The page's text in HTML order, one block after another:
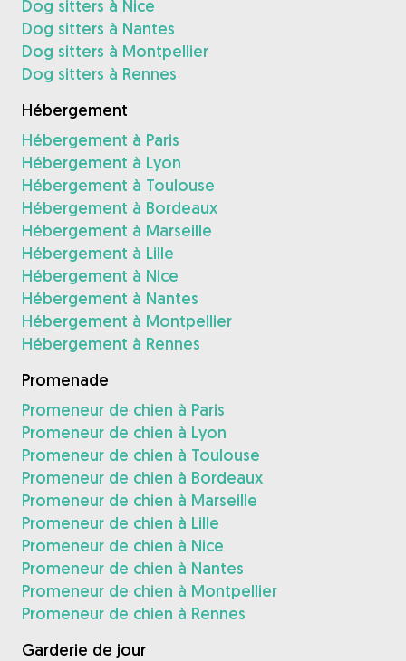
Dog sitters à Nice
Dog sitters à Nantes
Dog sitters à Montpellier
Dog sitters à Rennes
Hébergement
Hébergement à Paris
Hébergement à Lyon
Hébergement à Toulouse
Hébergement à Bordeaux
Hébergement à Marseille
Hébergement à Lille
Hébergement à Nice
Hébergement à Nantes
Hébergement à Montpellier
Hébergement à Rennes
Promenade
Promeneur de chien à Paris
Promeneur de chien à Lyon
Promeneur de chien à Toulouse
Promeneur de chien à Bordeaux
Promeneur de chien à Marseille
Promeneur de chien à Lille
Promeneur de chien à Nice
Promeneur de chien à Nantes
Promeneur de chien à Montpellier
Promeneur de chien à Rennes
Garderie de jour